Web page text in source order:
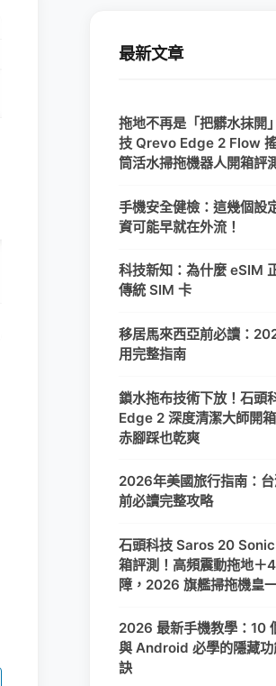
最新文章
拖地不再是「把髒水抹開
技 Qrevo Edge 2 Flow
筒活水掃拖機器人開箱評
手機安全健檢：這幾個設
資可能早就在外流！
科技新知：為什麼 eSIM
傳統 SIM 卡
移居馬來西亞前必讀：
用完整指南
鎖水拖布技術下放！石頭
Edge 2 深度清潔大師開
赤腳踩也乾爽
2026年美國旅行指南：
前必讀完整攻略
石頭科技 Saros 20
箱評測！高頻震動拖地＋
障，2026 旗艦掃拖機皇
2026 最新手機教學：10
與 Android 必學的隱藏功
訣